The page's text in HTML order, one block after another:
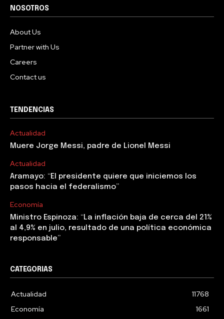
NOSOTROS
About Us
Partner with Us
Careers
Contact us
TENDENCIAS
Actualidad
Muere Jorge Messi, padre de Lionel Messi
Actualidad
Aramayo: “El presidente quiere que iniciemos los
pasos hacia el federalismo”
Economía
Ministro Espinoza: “La inflación baja de cerca del 21%
al 4,9% en julio, resultado de una política económica
responsable”
CATEGORIAS
Actualidad
11768
Economía
1661